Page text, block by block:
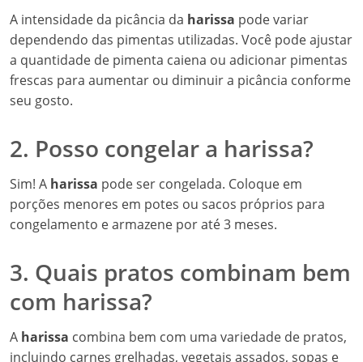
A intensidade da picância da harissa pode variar
dependendo das pimentas utilizadas. Você pode ajustar
a quantidade de pimenta caiena ou adicionar pimentas
frescas para aumentar ou diminuir a picância conforme
seu gosto.
2. Posso congelar a harissa?
Sim! A harissa pode ser congelada. Coloque em
porções menores em potes ou sacos próprios para
congelamento e armazene por até 3 meses.
3. Quais pratos combinam bem
com harissa?
A harissa combina bem com uma variedade de pratos,
incluindo carnes grelhadas, vegetais assados, sopas e